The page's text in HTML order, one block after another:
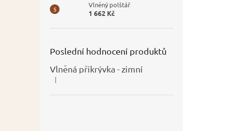
Vlněný polštář
1 662 Kč
Poslední hodnocení produktů
Vlněná přikrývka - zimní
Hodnocení produktu je 5 z 5 hvězdiček.
|